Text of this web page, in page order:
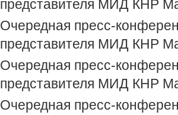
представителя МИД КНР
Очередная пресс-
представителя МИД КНР
Очередная пресс-
представителя МИД КНР
Очередная пресс-